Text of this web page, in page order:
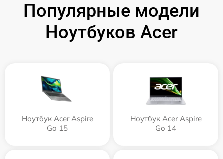
Популярные модели
Ноутбуков Acer
Ноутбук Acer Aspire
Go 15
Ноутбук Acer Aspire
Go 14